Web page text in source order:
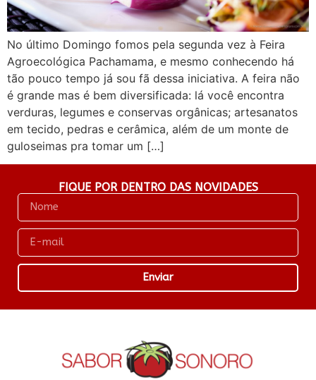
No último Domingo fomos pela segunda vez à Feira
Agroecológica Pachamama, e mesmo conhecendo há
tão pouco tempo já sou fã dessa iniciativa. A feira não
é grande mas é bem diversificada: lá você encontra
verduras, legumes e conservas orgânicas; artesanatos
em tecido, pedras e cerâmica, além de um monte de
guloseimas pra tomar um […]
FIQUE POR DENTRO DAS NOVIDADES
Enviar